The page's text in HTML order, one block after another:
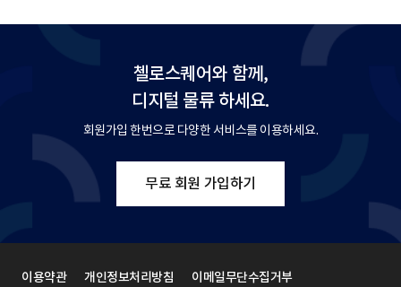
첼로스퀘어와 함께,
디지털 물류 하세요.
회원가입 한번으로 다양한 서비스를 이용하세요.
무료 회원 가입하기
이용약관 개인정보처리방침 이메일무단수집거부